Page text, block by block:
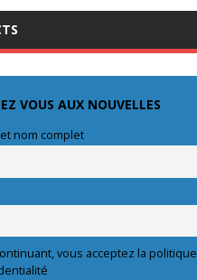
VOUS AUX NOUVELLES
nom complet
vous acceptez la politique